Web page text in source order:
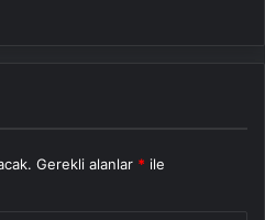
Gerekli alanlar * ile